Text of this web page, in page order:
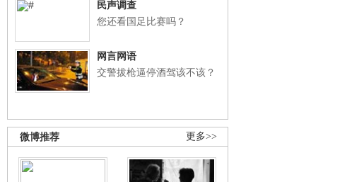
民声调查
您还看国足比赛吗？
网言网语
交警拔枪逼停酒驾该不该？
更多>>
微博推荐